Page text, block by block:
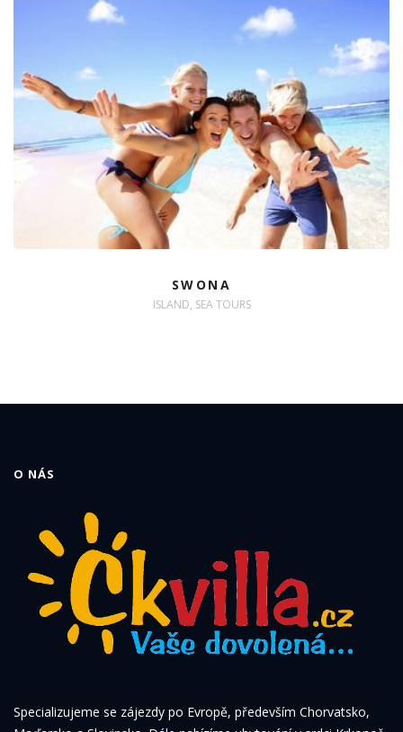
SWONA
ISLAND, SEA TOURS
O NÁS
Specializujeme se zájezdy po Evropě, především Chorvatsko,